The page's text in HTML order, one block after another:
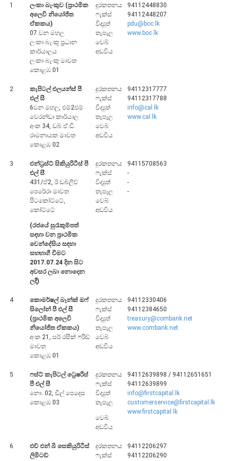
සංවිධාන ව්‍යුහය
පාලන ව්‍යුහය
ප්‍රධාන නිලධාරීන්
දෙපාර්තමේන්තු
පාලන සංග්‍රහ සහ ප්‍රතිපත්ති
එක්ස්ටර් වාර්තාව
මුදල් ප්‍රතිපත්තිය
මූල්‍ය පද්ධතිය
මූල්‍ය පද්ධති ස්ථායිතාව
ප්‍රධාන කාර්යයන්
බැංකු අංශය
බැංකු නො වන මූල්‍ය හා කල්බදු අංශය
ක්ෂුද්‍රමූල්‍ය අංශය
1
ලංකා බැංකුව (ප්‍රාථමික
අලෙවි නියෝජිත
ඒකකය)
07 වන මහල
ලංකා බැංකු ප්‍රධාන
කාර්යාලය
ලංකා බැංකු මාවත
කොළඹ 01
දුරකතනය
ෆැක්ස්
විද්‍යුත්
තැපෑල
වෙබ්
අඩවිය
94112448830
94112448207
pdu@boc.lk
www.boc.lk
2
කැපිටල් එලයන්ස් පී
එල් සී
6වන මහල, එම්2එම්
වෙරන්ඩා කාර්යාල
අංක 34, ඩබ්.ඒ.ඩී.
රාමනායක මාවත
කොළඹ 02
දුරකතනය
ෆැක්ස්
විද්‍යුත්
තැපෑල
වෙබ්
අඩවිය
94112317777
94112317788
info@cal.lk
www.cal.lk
3
එන්ට්‍රස්ට් සිකියුරිටීස් පී
එල් සී
431/ඒ2, ඊ ඩබ්ලිව්
පෙරේරා මාවත
පිටකෝට්ටේ,
කෝට්ටේ
(රජයේ සුරැකුම්පත්
සඳහා වන ප්‍රාථමික
වෙන්දේසිය සඳහා
සහභාගී වීමට
2017.07.24 දින සිට
අවසර ලබා නොදෙන
ලදී)
දුරකතනය
ෆැක්ස්
විද්‍යුත්
තැපෑල
වෙබ්
අඩවිය
94115708563
-
-
-
4
කොමර්ෂල් බෑන්ක් ඔෆ්
සිලෝන් පී එල් සී
(ප්‍රාථමික අලෙවි
නියෝජිත ඒකකය)
අංක 21, සර් රසීක් ෆරීඩ්
මාවත
කොළඹ 01
දුරකතනය
ෆැක්ස්
විද්‍යුත්
තැපෑල
වෙබ්
අඩවිය
94112330406
94112384650
treasury@combank.net
www.combank.net
5
ෆස්ට් කැපිටල් ට්‍රෙෂරීස්
පී එල් සී
නො. 02, ඩීල් පෙදෙස
කොළඹ 03
දුරකතනය
ෆැක්ස්
විද්‍යුත්
තැපෑල
වෙබ්
අඩවිය
94112639898 / 94112651651
94112639899
info@firstcapital.lk
customerservice@firstcapital.lk
www.firstcapital.lk
6
එච් එන් බී සෙකියුරිටීස්
ලිමිටඩ්
දුරකතනය
ෆැක්ස්
94112206297
94112206290